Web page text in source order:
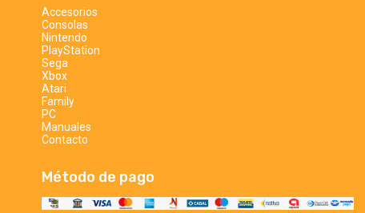
Accesorios
Consolas
Nintendo
PlayStation
Sega
Xbox
Atari
Family
PC
Manuales
Contacto
Método de pago